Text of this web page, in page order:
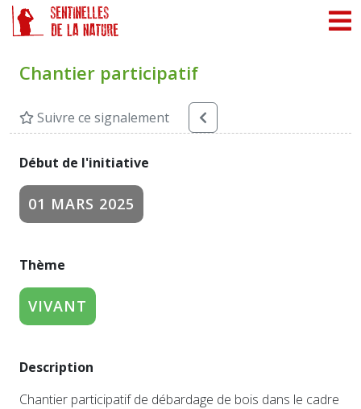
Chantier participatif
Suivre ce signalement
Début de l'initiative
01 MARS 2025
Thème
VIVANT
Description
Chantier participatif de débardage de bois dans le cadre
Panneau de gestion des cookies